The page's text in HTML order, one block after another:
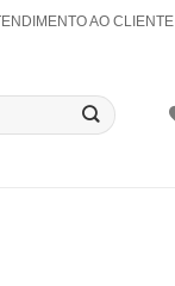
AO CLIENTE